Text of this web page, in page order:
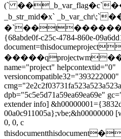
(`
_b_str_mid�x`
{68abde0f-c25c-4784-860e-
name="project" helpcontextid="0"
versioncompatible32="393222000"
dpb="5c5e5d71a59ea69ea69e"
extender info]
00a0c911005a};vbe;&h00000000
0, 0, c